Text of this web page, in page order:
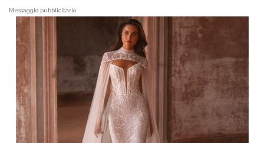
Messaggio pubblicitario